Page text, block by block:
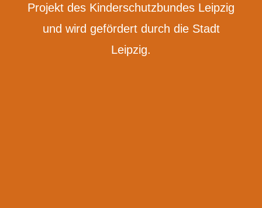
Projekt des Kinderschutzbundes Leipzig
und wird gefördert durch die Stadt
Leipzig.